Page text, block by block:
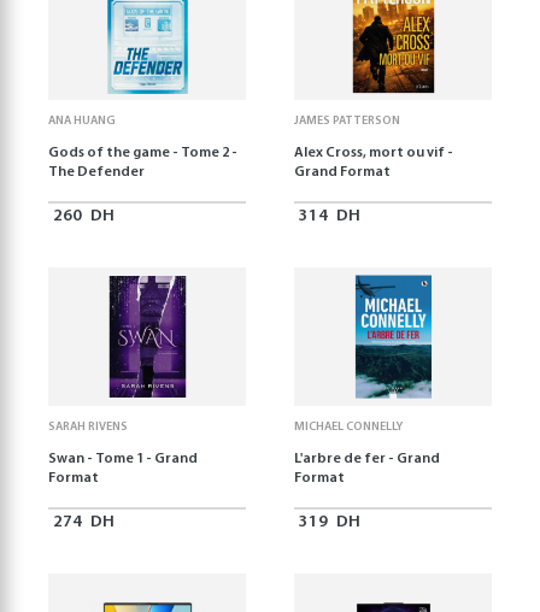
ANA HUANG
Gods of the game - Tome 2 -
The Defender
260 DH
JAMES PATTERSON
Alex Cross, mort ou vif -
Grand Format
314 DH
SARAH RIVENS
Swan - Tome 1 - Grand
Format
274 DH
MICHAEL CONNELLY
L'arbre de fer - Grand
Format
319 DH